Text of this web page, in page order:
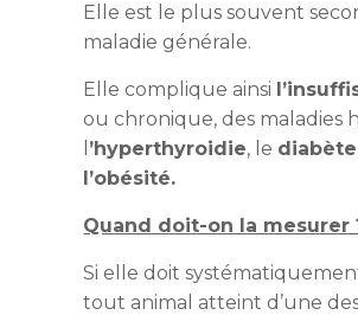
Elle est le plus souvent
maladie générale.
Elle complique ainsi
ou chronique, des maladies
’hyperthyroidie, le
l’obésité.
Quand doit-on la mesurer
Si elle doit
tout animal atteint d’une